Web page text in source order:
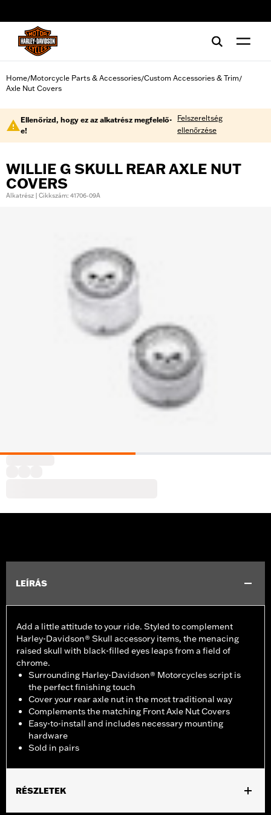
Home/Motorcycle Parts & Accessories/Custom Accessories & Trim/
Axle Nut Covers
Ellenőrizd, hogy ez az alkatrész megfelelő-
e!
Felszereltség
ellenőrzése
WILLIE G SKULL REAR AXLE NUT
COVERS
Alkatrész | Cikkszám: 41706-09A
LEÍRÁS
Add a little attitude to your ride. Styled to complement
Harley-Davidson® Skull accessory items, the menacing
raised skull with black-filled eyes leaps from a field of
chrome.
Surrounding Harley-Davidson® Motorcycles script is
the perfect finishing touch
Cover your rear axle nut in the most traditional way
Complements the matching Front Axle Nut Covers
Easy-to-install and includes necessary mounting
hardware
Sold in pairs
RÉSZLETEK